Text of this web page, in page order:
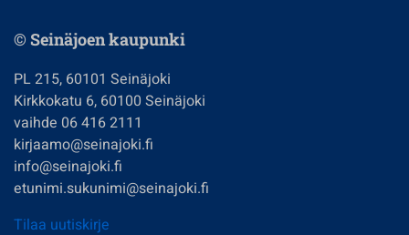
© Seinäjoen kaupunki
PL 215, 60101 Seinäjoki
Kirkkokatu 6, 60100 Seinäjoki
vaihde 06 416 2111
kirjaamo@seinajoki.fi
info@seinajoki.fi
etunimi.sukunimi@seinajoki.fi
Tilaa uutiskirje